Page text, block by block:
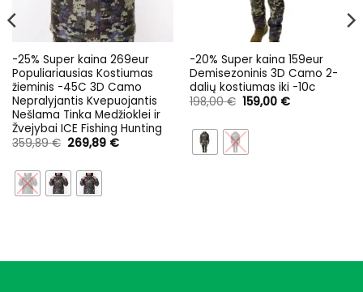
-25% Super kaina 269eur
Populiariausias Kostiumas
žieminis -45C 3D Camo
Nepralyjantis Kvepuojantis
Nešlama Tinka Medžioklei ir
Žvejybai ICE Fishing Hunting
359,89€ Original
price
359,89 €.
269,89 €Current
-20% Super kaina 159eur
Demisezoninis 3D Camo 2-
dalių kostiumas iki -10c
198,00€ Original
price
198,00 €.
159,00 €Current